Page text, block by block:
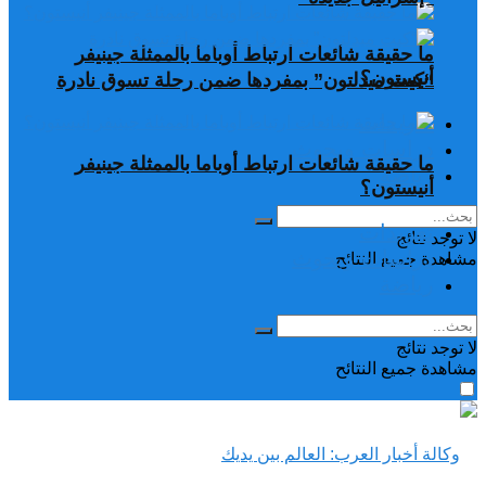
ما حقيقة شائعات ارتباط أوباما بالممثلة جينيفر
أنيستون؟
تغريدات
دراسات وبحوث
رياضة
لا توجد نتائج
مشاهدة جميع النتائح
“كيت ميدلتون” بمفردها ضمن رحلة تسوق نادرة
ما حقيقة شائعات ارتباط أوباما بالممثلة جينيفر
أنيستون؟
تغريدات
دراسات وبحوث
لا توجد نتائج
مشاهدة جميع النتائح